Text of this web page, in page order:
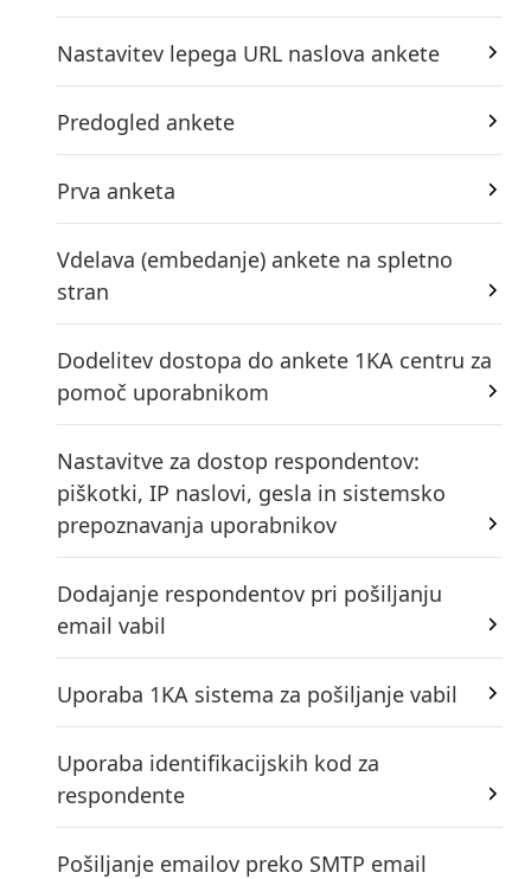
Nastavitev lepega URL naslova ankete
Predogled ankete
Prva anketa
Vdelava (embedanje) ankete na spletno
stran
Dodelitev dostopa do ankete 1KA centru za
pomoč uporabnikom
Nastavitve za dostop respondentov:
piškotki, IP naslovi, gesla in sistemsko
prepoznavanja uporabnikov
Dodajanje respondentov pri pošiljanju
email vabil
Uporaba 1KA sistema za pošiljanje vabil
Uporaba identifikacijskih kod za
respondente
Pošiljanje emailov preko SMTP email